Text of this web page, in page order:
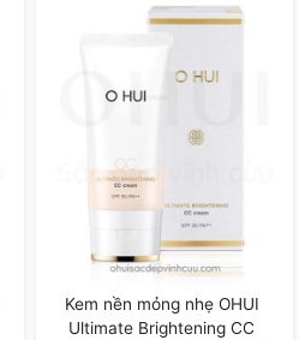
Kem nền mỏng nhẹ OHUI
Ultimate Brightening CC